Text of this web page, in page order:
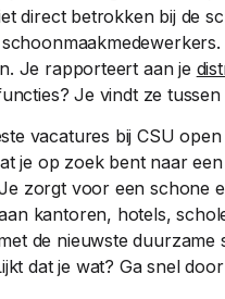
direct betrokken bij de
Je rapporteert aan je
Je vindt ze
vacatures bij CSU
je op zoek bent naar
zorgt voor een schone
kantoren, hotels,
de nieuwste duurzame
dat je wat? Ga snel